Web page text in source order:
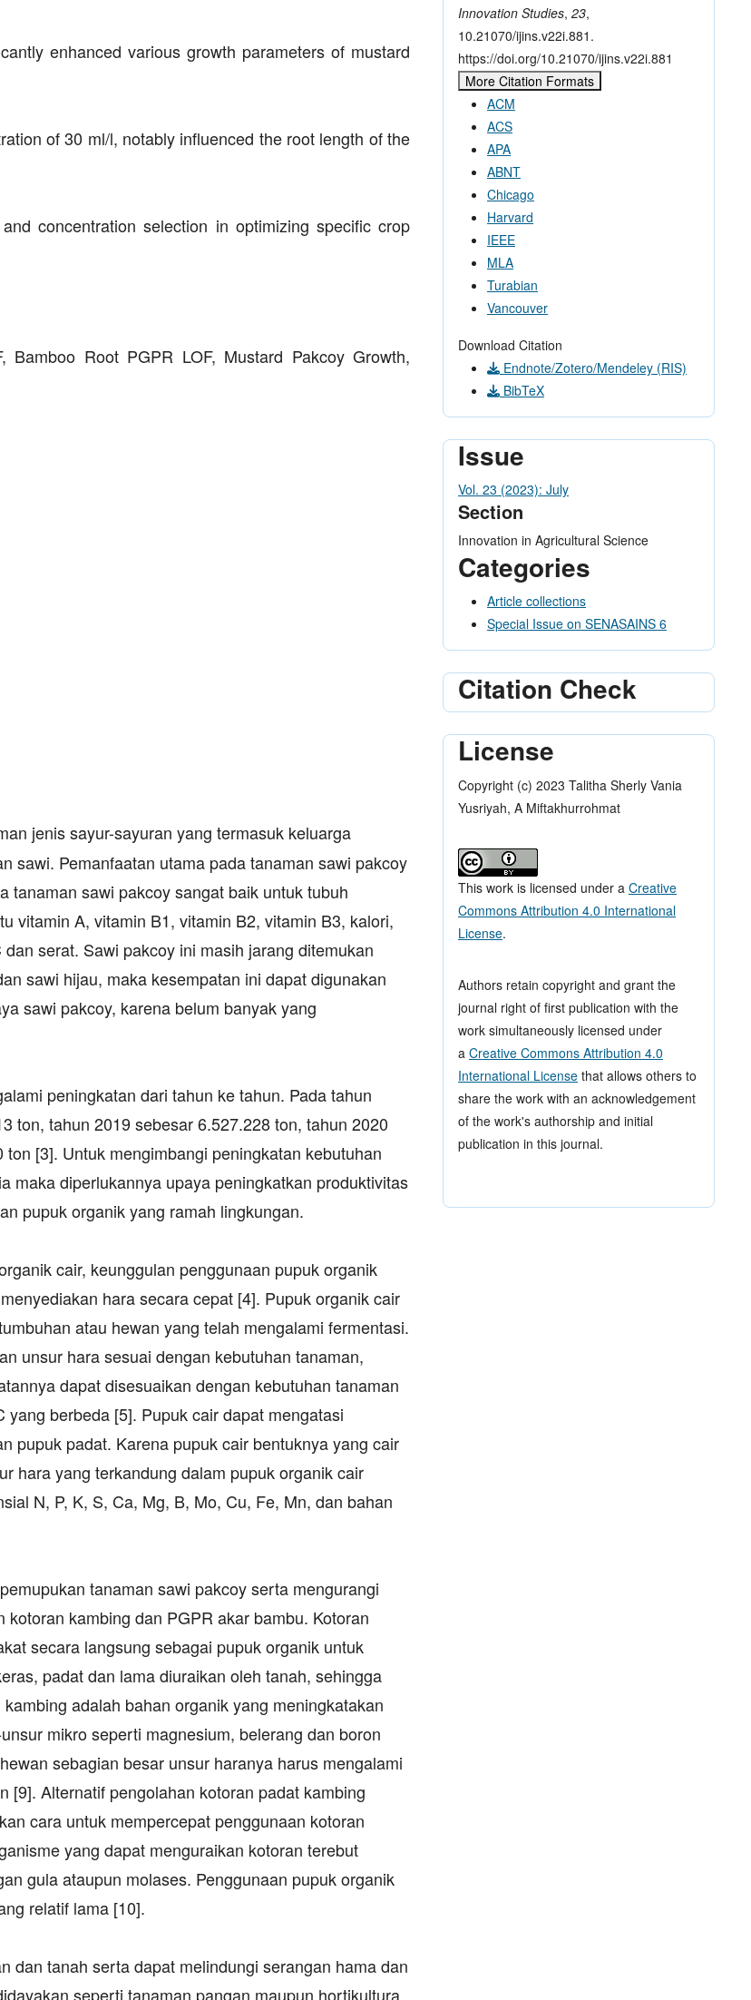
enhanced various growth parameters of mustard
of 30 ml/l, notably influenced the root length of the
concentration selection in optimizing specific crop
Bamboo Root PGPR LOF, Mustard Pakcoy Growth,
jenis sayur-sayuran yang termasuk keluarga
sawi. Pemanfaatan utama pada tanaman sawi pakcoy
tanaman sawi pakcoy sangat baik untuk tubuh
vitamin A, vitamin B1, vitamin B2, vitamin B3, kalori,
serat. Sawi pakcoy ini masih jarang ditemukan
sawi hijau, maka kesempatan ini dapat digunakan
sawi pakcoy, karena belum banyak yang
peningkatan dari tahun ke tahun. Pada tahun
ton, tahun 2019 sebesar 6.527.228 ton, tahun 2020
[3]. Untuk mengimbangi peningkatan kebutuhan
maka diperlukannya upaya peningkatkan produktivitas
pupuk organik yang ramah lingkungan.
cair, keunggulan penggunaan pupuk organik
hara secara cepat [4]. Pupuk organik cair
atau hewan yang telah mengalami fermentasi.
unsur hara sesuai dengan kebutuhan tanaman,
dapat disesuaikan dengan kebutuhan tanaman
berbeda [5]. Pupuk cair dapat mengatasi
pupuk padat. Karena pupuk cair bentuknya yang cair
hara yang terkandung dalam pupuk organik cair
N, P, K, S, Ca, Mg, B, Mo, Cu, Fe, Mn, dan bahan
tanaman sawi pakcoy serta mengurangi
kambing dan PGPR akar bambu. Kotoran
secara langsung sebagai pupuk organik untuk
padat dan lama diuraikan oleh tanah, sehingga
adalah bahan organik yang meningkatakan
mikro seperti magnesium, belerang dan boron
sebagian besar unsur haranya harus mengalami
[9]. Alternatif pengolahan kotoran padat kambing
cara untuk mempercepat penggunaan kotoran
yang dapat menguraikan kotoran terebut
gula ataupun molases. Penggunaan pupuk organik
relatif lama [10].
dan tanah serta dapat melindungi serangan hama dan
seperti tanaman pangan maupun hortikultura
Innovation Studies, 23,
10.21070/ijins.v22i.881.
https://doi.org/10.21070/ijins.v22i.881
More Citation Formats
ACM
ACS
APA
ABNT
Chicago
Harvard
IEEE
MLA
Turabian
Vancouver
Download Citation
Endnote/Zotero/Mendeley (RIS)
BibTeX
Issue
Vol. 23 (2023): July
Section
Innovation in Agricultural Science
Categories
Article collections
Special Issue on SENASAINS 6
Citation Check
License
Copyright (c) 2023 Talitha Sherly Vania
Yusriyah, A Miftakhurrohmat
This work is licensed under a Creative
Commons Attribution 4.0 International
License.
Authors retain copyright and grant the
journal right of first publication with the
work simultaneously licensed under
a Creative Commons Attribution 4.0
International License that allows others to
share the work with an acknowledgement
of the work's authorship and initial
publication in this journal.